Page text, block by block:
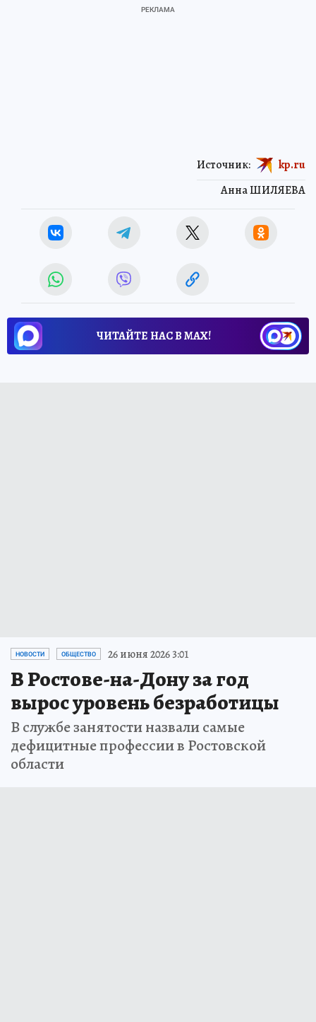
Анна ШИЛЯЕВА
Источник: kp.ru
ЧИТАЙТЕ НАС В МАХ!
НОВОСТИ ОБЩЕСТВО 26 июня 2026 3:01
В Ростове-на-Дону за год
вырос уровень безработицы
В службе занятости назвали самые
дефицитные профессии в Ростовской
области